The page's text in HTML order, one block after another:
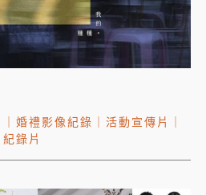
婚禮影像紀錄 活動宣傳片
紀錄片